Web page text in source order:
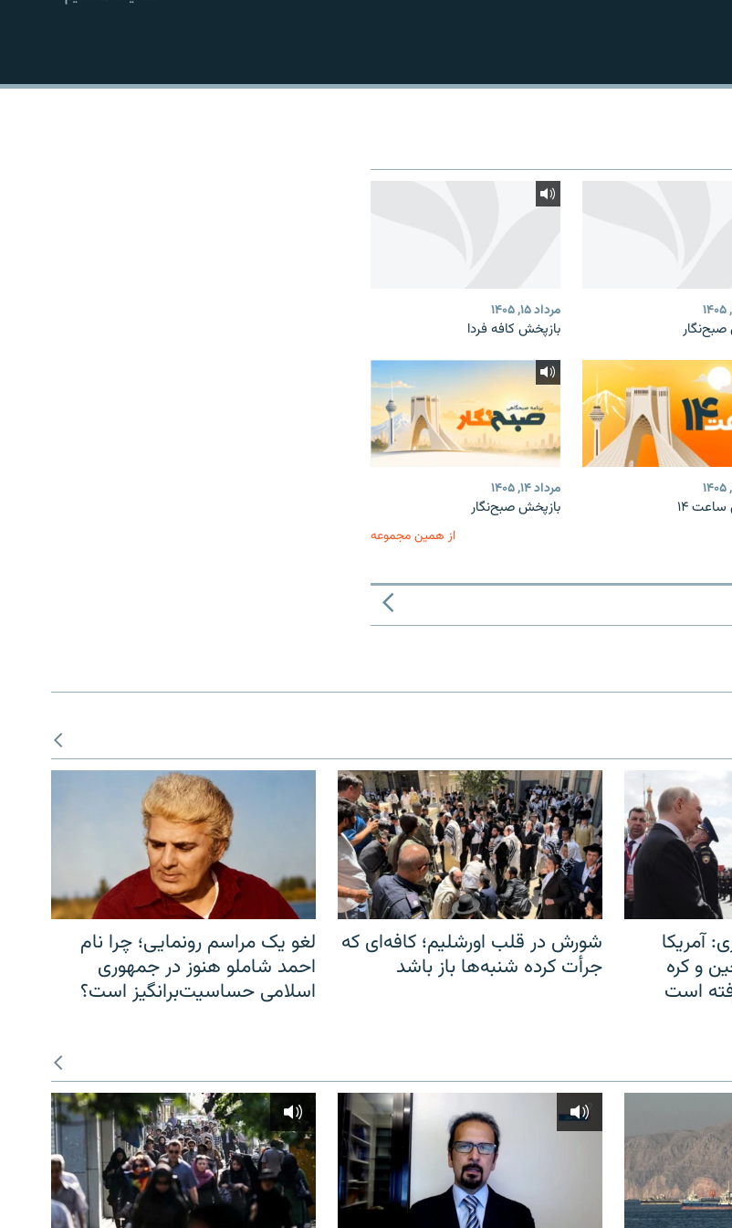
EMBED
مرداد ۱۵, ۱۴۰۵
بازپخش کافه فردا
۱۴
مرداد ۱۴, ۱۴۰۵
بازپخش صبح‌نگار
از همین مجموعه
آمریکا
و کره
است
شورش در قلب اورشلیم؛ کافه‌ای که
جرأت کرده شنبه‌ها باز باشد
لغو یک مراسم رونمایی؛ چرا نام
احمد شاملو هنوز در جمهوری
اسلامی حساسیت‌برانگیز است؟